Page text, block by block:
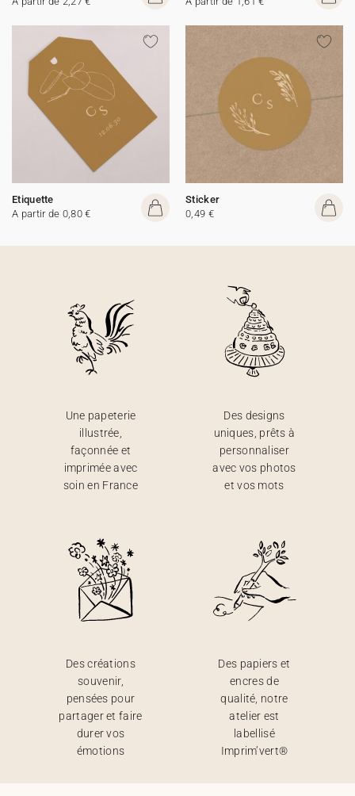
Etiquette
A partir de 0,80 €
Sticker
0,49 €
Une papeterie
illustrée,
façonnée et
imprimée avec
soin en France
Des designs
uniques, prêts à
personnaliser
avec vos photos
et vos mots
Des créations
souvenir,
pensées pour
partager et faire
durer vos
émotions
Des papiers et
encres de
qualité, notre
atelier est
labellisé
Imprim’vert®